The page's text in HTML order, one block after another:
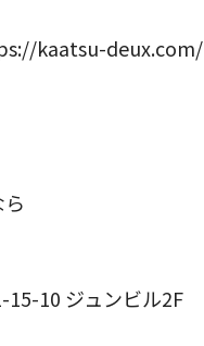
kaatsu-deux.com/
10 ジュンビル2F